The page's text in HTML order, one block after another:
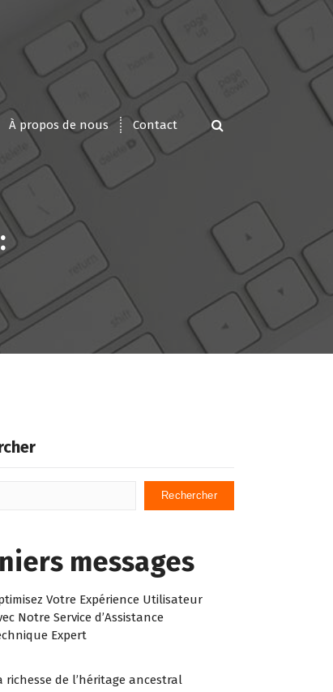
À propos de nous Contact
Rechercher
messages
Votre Expérience Utilisateur
Notre Service d’Assistance
Expert
richesse de l’héritage ancestral